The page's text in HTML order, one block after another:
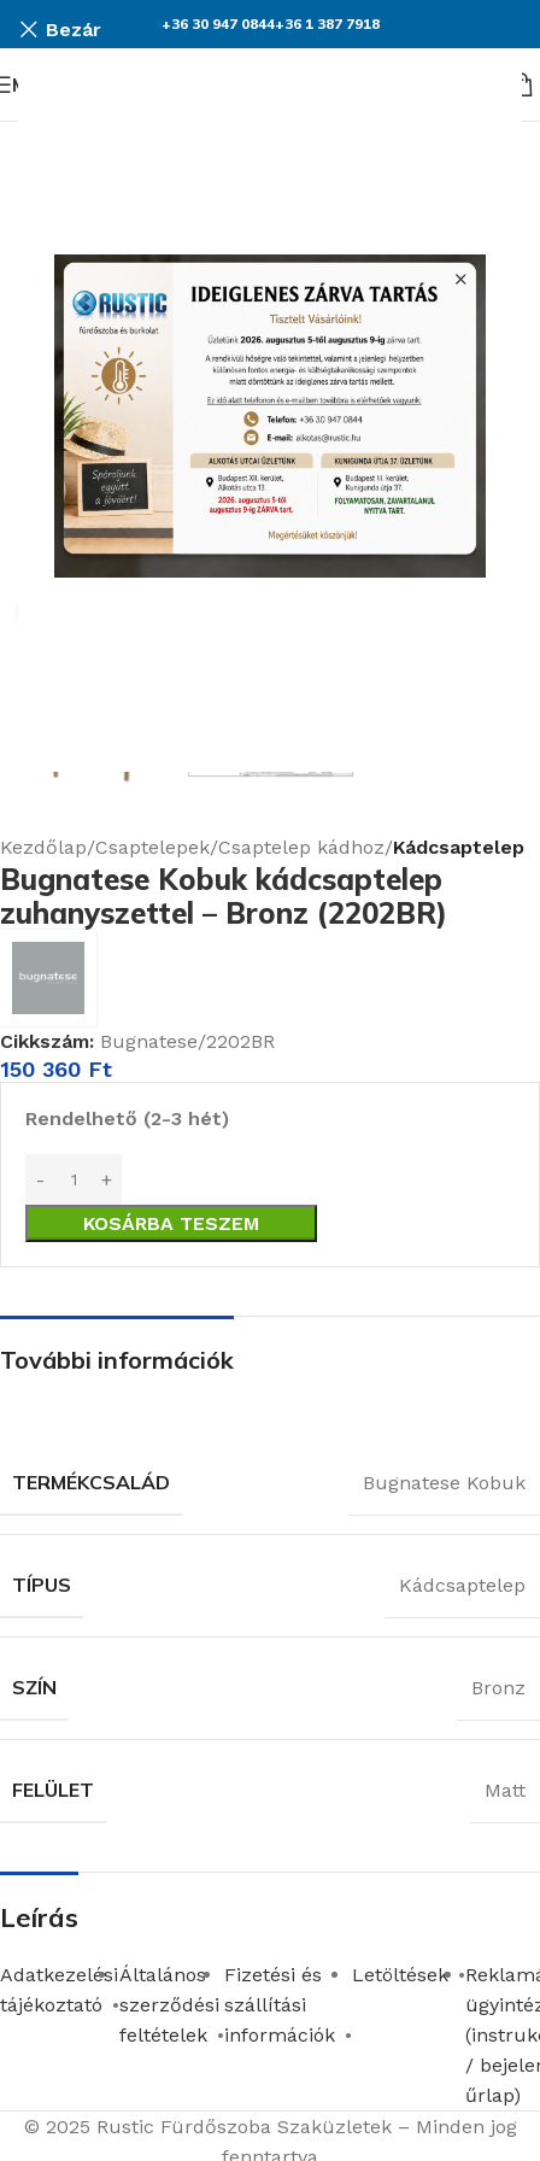
Bezár +36 30 947 0844+36 1 387 7918
Menü
Kezdőlap Csaptelepek Csaptelep kádhoz Kádcsaptelep
Bugnatese Kobuk kádcsaptelep
zuhanyszettel – Bronz (2202BR)
Cikkszám: Bugnatese/2202BR
150 360 Ft
Rendelhető (2-3 hét)
KOSÁRBA TESZEM
További információk
TERMÉKCSALÁD Bugnatese Kobuk
TÍPUS Kádcsaptelep
SZÍN Bronz
FELÜLET Matt
Leírás
Adatkezelési
tájékoztató
Általános
szerződési
feltételek
Fizetési és
szállítási
információk
Letöltések
/
űrlap)
© 2025 Rustic Fürdőszoba Szaküzletek – Minden jog